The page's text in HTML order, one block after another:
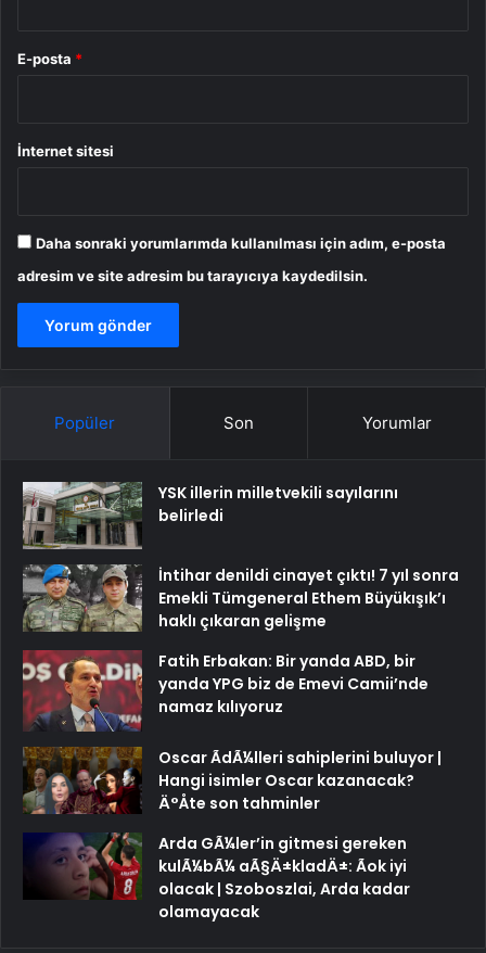
E-posta *
İnternet sitesi
Daha sonraki yorumlarımda kullanılması için adım, e-posta
adresim ve site adresim bu tarayıcıya kaydedilsin.
Popüler Son Yorumlar
YSK illerin milletvekili sayılarını
belirledi
İntihar denildi cinayet çıktı! 7 yıl sonra
Emekli Tümgeneral Ethem Büyükışık’ı
haklı çıkaran gelişme
Fatih Erbakan: Bir yanda ABD, bir
yanda YPG biz de Emevi Camii’nde
namaz kılıyoruz
Oscar ÃdÃ¼lleri sahiplerini buluyor |
Hangi isimler Oscar kazanacak?
Ä°Åte son tahminler
Arda GÃ¼ler’in gitmesi gereken
kulÃ¼bÃ¼ aÃ§Ä±kladÄ±: Ãok iyi
olacak | Szoboszlai, Arda kadar
olamayacak